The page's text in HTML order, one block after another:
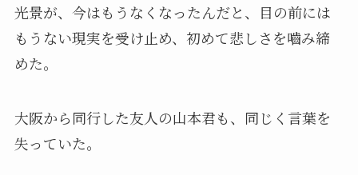
光景が、今はもうなくなったんだと、目の前には
もうない現実を受け止め、初めて悲しさを嚙み締
めた。
大阪から同行した友人の山本君も、同じく言葉を
失っていた。